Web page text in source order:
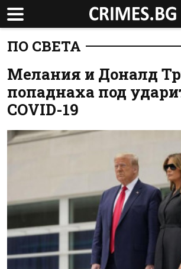
ПО СВЕТА
Мелания и Доналд
попаднаха под
COVID-19